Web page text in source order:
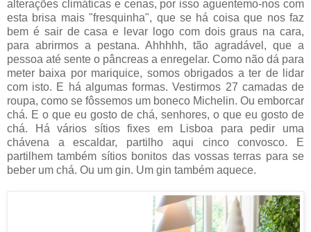
alterações climáticas e cenas, por isso aguentemo-nos com
esta brisa mais "fresquinha", que se há coisa que nos faz
bem é sair de casa e levar logo com dois graus na cara,
para abrirmos a pestana. Ahhhhh, tão agradável, que a
pessoa até sente o pâncreas a enregelar. Como não dá para
meter baixa por mariquice, somos obrigados a ter de lidar
com isto. E há algumas formas. Vestirmos 27 camadas de
roupa, como se fôssemos um boneco Michelin. Ou emborcar
chá. E o que eu gosto de chá, senhores, o que eu gosto de
chá. Há vários sítios fixes em Lisboa para pedir uma
chávena a escaldar, partilho aqui cinco convosco. E
partilhem também sítios bonitos das vossas terras para se
beber um chá. Ou um gin. Um gin também aquece.